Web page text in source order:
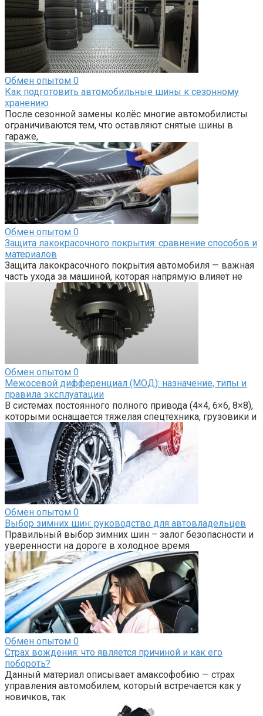
Обмен опытом 0
Как подготовить автомобильные шины к сезонному
хранению
После сезонной замены колёс многие автомобилисты
ограничиваются тем, что оставляют снятые шины в
гараже,
Обмен опытом 0
Защита лакокрасочного покрытия: сравнение способов и
материалов
Защита лакокрасочного покрытия автомобиля — важная
часть ухода за машиной, которая напрямую влияет не
Обмен опытом 0
Межосевой дифференциал (МОД): назначение, типы и
правила эксплуатации
В системах постоянного полного привода (4×4, 6×6, 8×8),
которыми оснащается тяжелая спецтехника, грузовики и
Обмен опытом 0
Выбор зимних шин: руководство для автовладельцев
Правильный выбор зимних шин – залог безопасности и
уверенности на дороге в холодное время
Обмен опытом 0
Страх вождения: что является причиной и как его
побороть?
Данный материал описывает амаксофобию — страх
управления автомобилем, который встречается как у
новичков, так